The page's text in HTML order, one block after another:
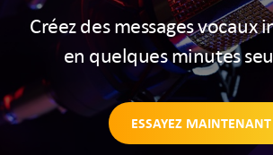
Saisons et occasions
Contactez le support
Messages
Créez des messages vocaux
en quelques minutes
ESSAYEZ MAINTENANT